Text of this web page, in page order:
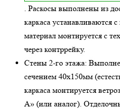
. Раскосы выполнены из
каркаса
материал монтируется с
через контррейку.
Стены 2-го этажа:
сечением 40х150мм (
каркаса монтируется
А» (или аналог).